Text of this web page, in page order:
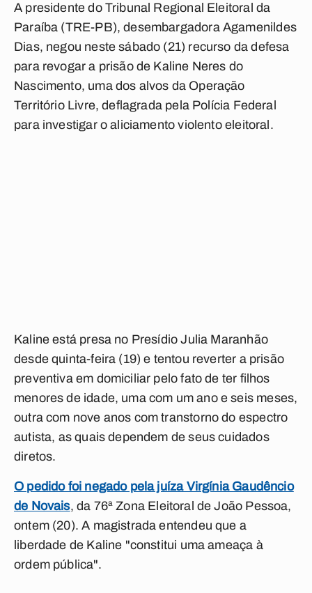
A presidente do Tribunal Regional Eleitoral da
Paraíba (TRE-PB), desembargadora Agamenildes
Dias, negou neste sábado (21) recurso da defesa
para revogar a prisão de Kaline Neres do
Nascimento, uma dos alvos da Operação
Território Livre, deflagrada pela Polícia Federal
para investigar o aliciamento violento eleitoral.
Kaline está presa no Presídio Julia Maranhão
desde quinta-feira (19) e tentou reverter a prisão
preventiva em domiciliar pelo fato de ter filhos
menores de idade, uma com um ano e seis meses,
outra com nove anos com transtorno do espectro
autista, as quais dependem de seus cuidados
diretos.
O pedido foi negado pela juíza Virgínia Gaudêncio
de Novais, da 76ª Zona Eleitoral de João Pessoa,
ontem (20). A magistrada entendeu que a
liberdade de Kaline "constitui uma ameaça à
ordem pública".